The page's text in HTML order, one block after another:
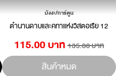
มังงะ/การ์ตูน
ตำนานดาบและคทาแห่งวิสตอเรีย 12
115.00 บาท 135.00 บาท
สินค้าหมด